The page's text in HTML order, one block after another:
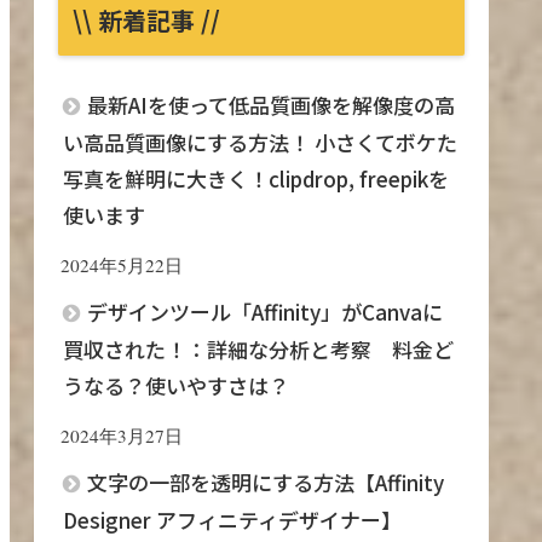
\\ 新着記事 //
最新AIを使って低品質画像を解像度の高
い高品質画像にする方法！ 小さくてボケた
写真を鮮明に大きく！clipdrop, freepikを
使います
2024年5月22日
デザインツール「Affinity」がCanvaに
買収された！：詳細な分析と考察 料金ど
うなる？使いやすさは？
2024年3月27日
文字の一部を透明にする方法【Affinity
Designer アフィニティデザイナー】